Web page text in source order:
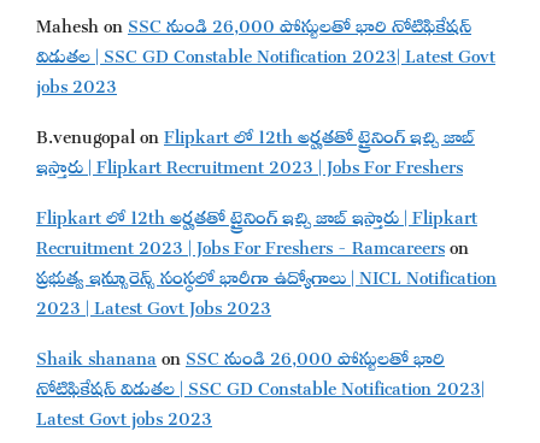
MaheshonSSC నుండి 26,000 పోస్టులతో భారి నోటిఫికేషన్
విడుతల | SSC GD Constable Notification 2023| Latest Govt
jobs 2023
B.venugopalonFlipkart లో 12th అర్హతతో ట్రైనింగ్ ఇచ్చి జాబ్
ఇస్తారు | Flipkart Recruitment 2023 | Jobs For Freshers
Flipkart లో 12th అర్హతతో ట్రైనింగ్ ఇచ్చి జాబ్ ఇస్తారు | Flipkart
Recruitment 2023 | Jobs For Freshers - Ramcareerson
ప్రభుత్వ ఇన్సూరెన్స్ సంస్థలో భారీగా ఉద్యోగాలు | NICL Notification
2023 | Latest Govt Jobs 2023
Shaik shananaonSSC నుండి 26,000 పోస్టులతో భారి
నోటిఫికేషన్ విడుతల | SSC GD Constable Notification 2023|
Latest Govt jobs 2023